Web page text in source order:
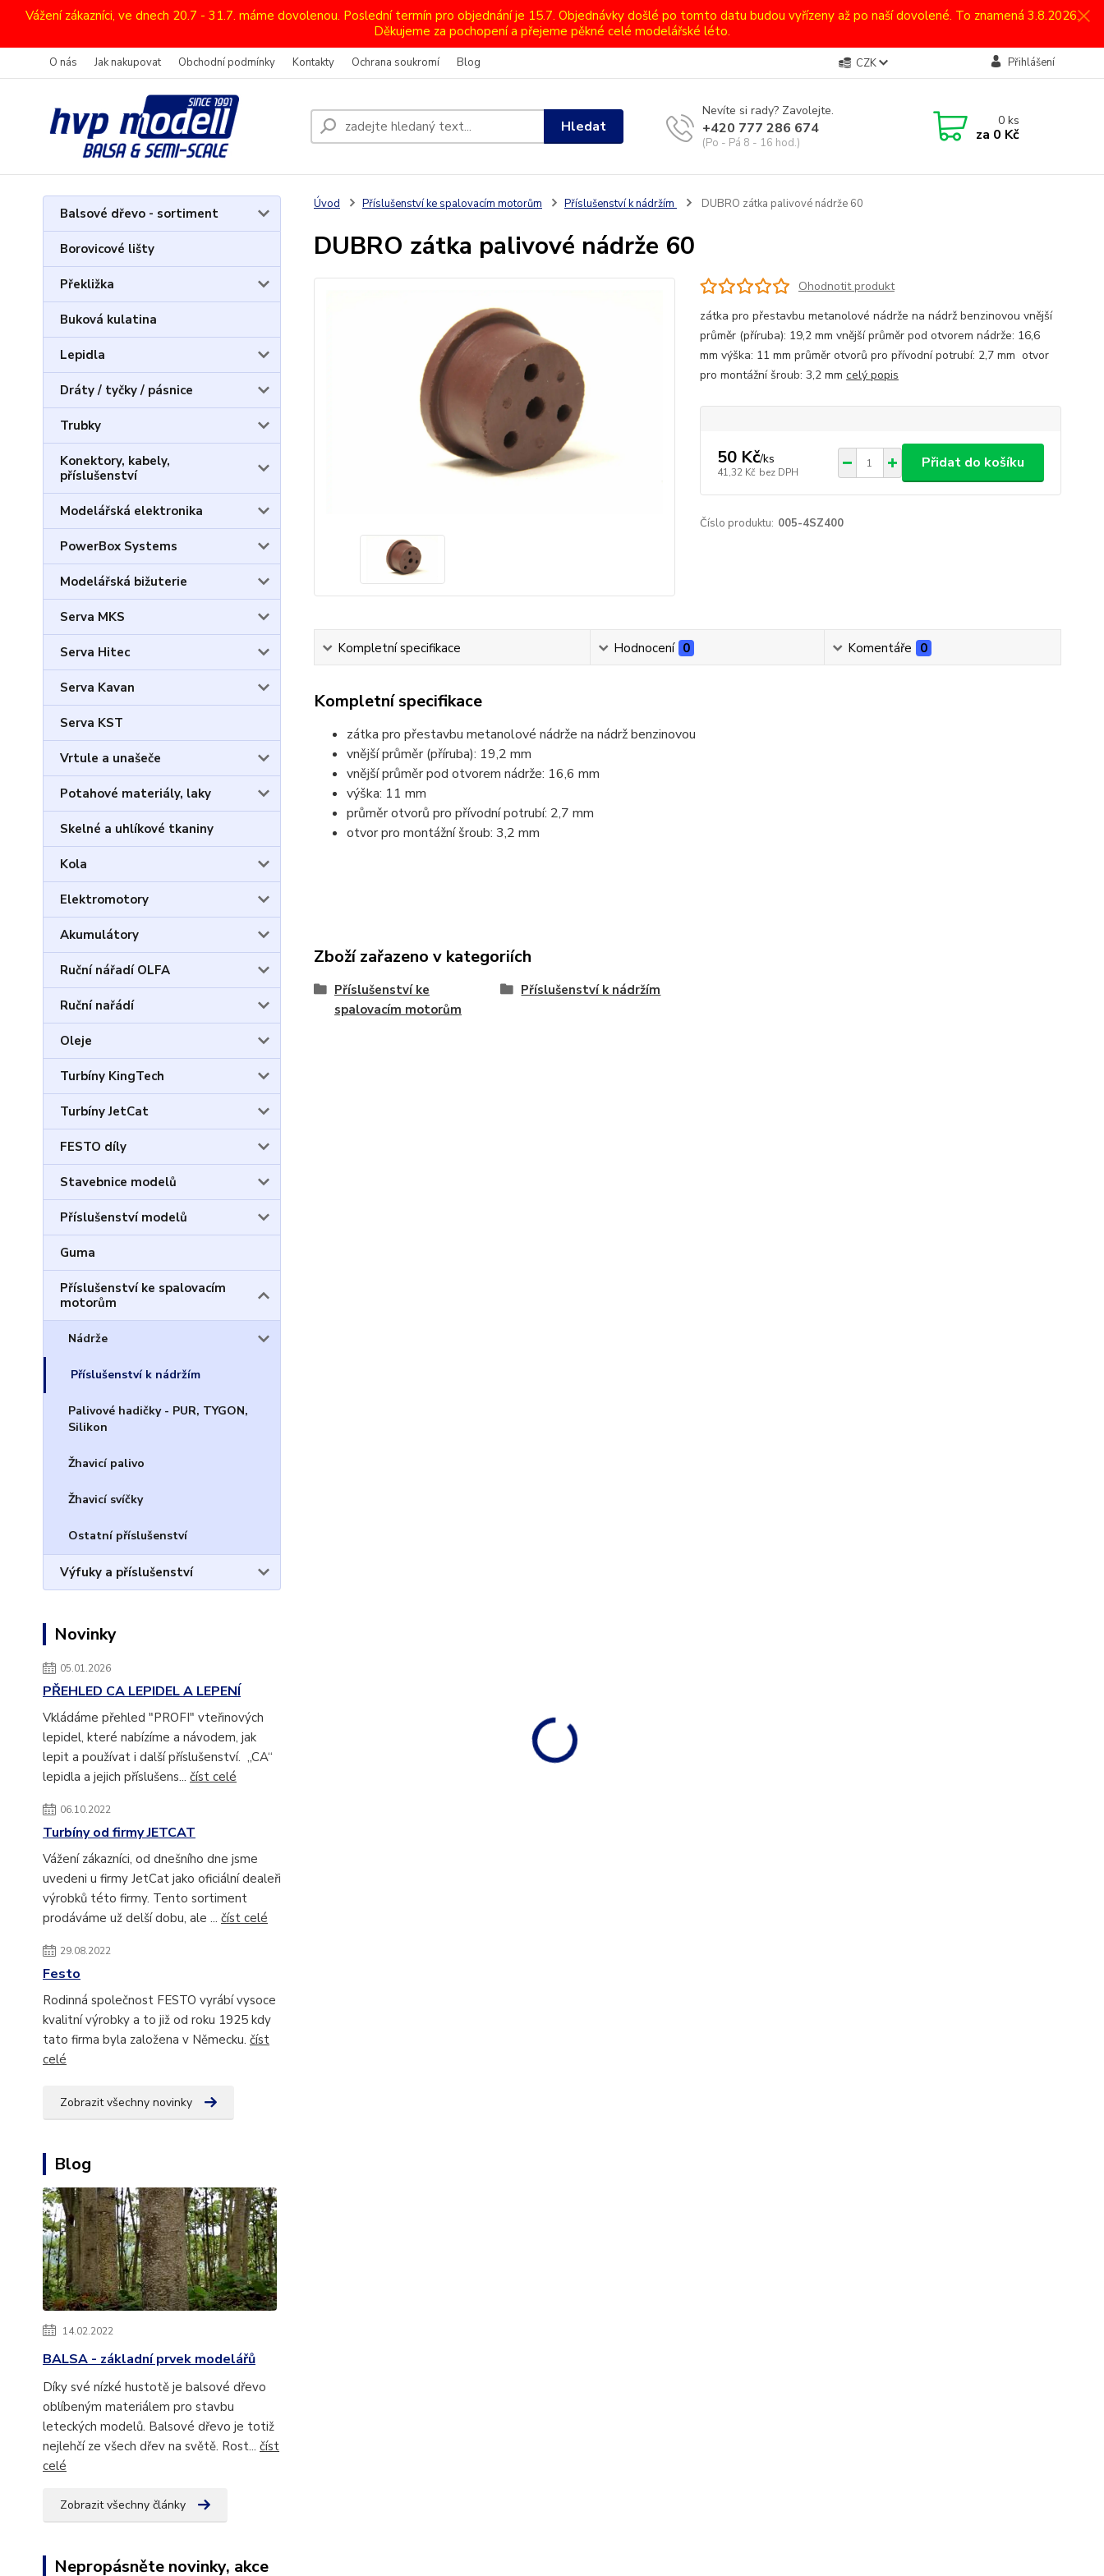
Vážení zákazníci, ve dnech 20.7 - 31.7. máme dovolenou. Poslední termín pro objednání je 15.7. Objednávky došlé po tomto datu budou vyřízeny až po naší dovolené. To znamená 3.8.2026.
Děkujeme za pochopení a přejeme pěkné celé modelářské léto.
O nás Jak nakupovat Obchodní podmínky Kontakty Ochrana soukromí Blog CZK Přihlášení
Hledat
Nevíte si rady? Zavolejte.
+420 777 286 674
(Po - Pá 8 - 16 hod.)
0ks
za 0 Kč
Balsové dřevo - sortiment
Borovicové lišty
Překližka
Buková kulatina
Lepidla
Dráty / tyčky / pásnice
Trubky
Konektory, kabely,
příslušenství
Modelářská elektronika
PowerBox Systems
Modelářská bižuterie
Serva MKS
Serva Hitec
Serva Kavan
Serva KST
Vrtule a unašeče
Potahové materiály, laky
Skelné a uhlíkové tkaniny
Kola
Elektromotory
Akumulátory
Ruční nářadí OLFA
Ruční nařádí
Oleje
Turbíny KingTech
Turbíny JetCat
FESTO díly
Stavebnice modelů
Příslušenství modelů
Guma
Příslušenství ke spalovacím
motorům
Nádrže
Příslušenství k nádržím
Palivové hadičky - PUR, TYGON,
Silikon
Žhavicí palivo
Žhavicí svíčky
Ostatní příslušenství
Výfuky a příslušenství
Novinky
05.01.2026
PŘEHLED CA LEPIDEL A LEPENÍ
Vkládáme přehled "PROFI" vteřinových
lepidel, které nabízíme a návodem, jak
lepit a používat i další příslušenství. „CA“
lepidla a jejich příslušens... číst celé
06.10.2022
Turbíny od firmy JETCAT
Vážení zákazníci, od dnešního dne jsme
uvedeni u firmy JetCat jako oficiální dealeři
výrobků této firmy. Tento sortiment
prodáváme už delší dobu, ale ... číst celé
29.08.2022
Festo
Rodinná společnost FESTO vyrábí vysoce
kvalitní výrobky a to již od roku 1925 kdy
tato firma byla založena v Německu. číst
celé
Zobrazit všechny novinky
Blog
14.02.2022
BALSA - základní prvek modelářů
Díky své nízké hustotě je balsové dřevo
oblíbeným materiálem pro stavbu
leteckých modelů. Balsové dřevo je totiž
nejlehčí ze všech dřev na světě. Rost... číst
celé
Zobrazit všechny články
Nepropásněte novinky, akce
Úvod Příslušenství ke spalovacím motorům Příslušenství k nádržím DUBRO zátka palivové nádrže 60
DUBRO zátka palivové nádrže 60
Ohodnotit produkt
zátka pro přestavbu metanolové nádrže na nádrž benzinovou vnější
průměr (příruba): 19,2 mm vnější průměr pod otvorem nádrže: 16,6
mm výška: 11 mm průměr otvorů pro přívodní potrubí: 2,7 mm otvor
pro montážní šroub: 3,2 mm celý popis
50 Kč/ks
41,32 Kč bez DPH
Přidat do košíku
Číslo produktu: 005-4SZ400
Kompletní specifikace Hodnocení 0 Komentáře 0
Kompletní specifikace
zátka pro přestavbu metanolové nádrže na nádrž benzinovou
vnější průměr (příruba): 19,2 mm
vnější průměr pod otvorem nádrže: 16,6 mm
výška: 11 mm
průměr otvorů pro přívodní potrubí: 2,7 mm
otvor pro montážní šroub: 3,2 mm
Zboží zařazeno v kategoriích
Příslušenství ke
spalovacím motorům
Příslušenství k nádržím